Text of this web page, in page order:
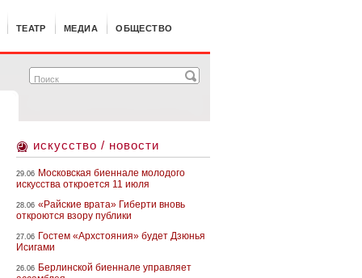
ТЕАТР МЕДИА ОБЩЕСТВО
искусство / новости
29.06 Московская биеннале молодого
искусства откроется 11 июля
28.06 «Райские врата» Гиберти вновь
откроются взору публики
27.06 Гостем «Архстояния» будет Дзюнья
Исигами
26.06 Берлинской биеннале управляет